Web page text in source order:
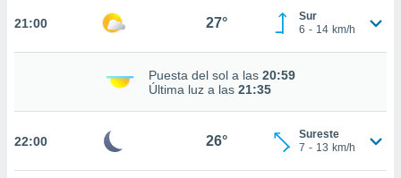
para
ni para
no
21:00 27°
Sur
6 - 14 km/h
Puesta del sol a las 20:59
Última luz a las 21:35
22:00 26°
Sureste
7 - 13 km/h